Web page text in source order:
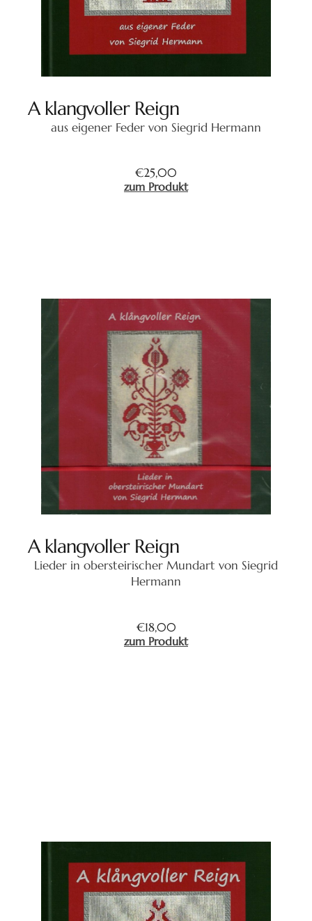
A klangvoller Reign
aus eigener Feder von Siegrid Hermann
€25,00
zum Produkt
A klangvoller Reign
Lieder in obersteirischer Mundart von Siegrid
Hermann
€18,00
zum Produkt